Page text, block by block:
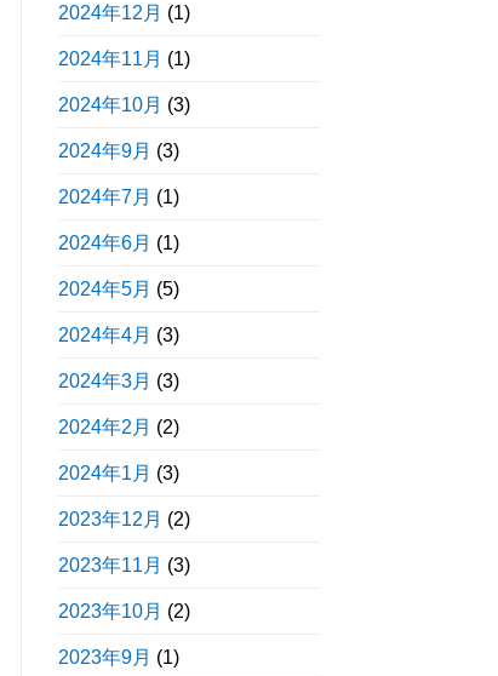
2024年12月 (1)
2024年11月 (1)
2024年10月 (3)
2024年9月 (3)
2024年7月 (1)
2024年6月 (1)
2024年5月 (5)
2024年4月 (3)
2024年3月 (3)
2024年2月 (2)
2024年1月 (3)
2023年12月 (2)
2023年11月 (3)
2023年10月 (2)
2023年9月 (1)